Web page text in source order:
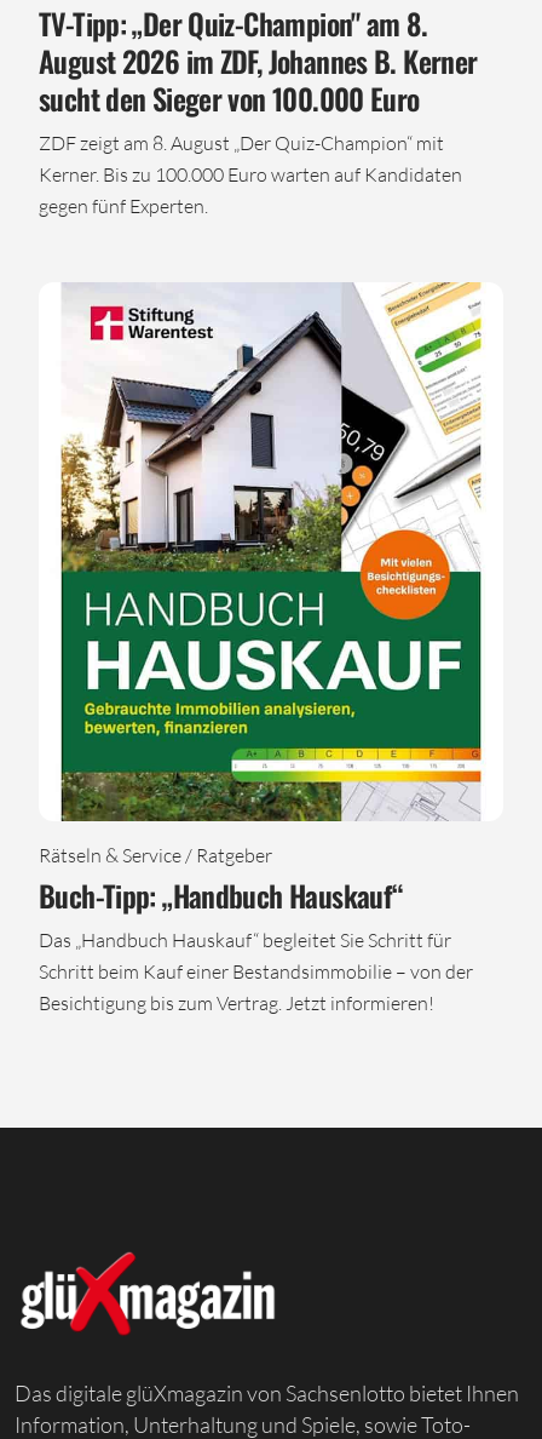
TV-Tipp: „Der Quiz-Champion" am 8.
August 2026 im ZDF, Johannes B. Kerner
sucht den Sieger von 100.000 Euro
ZDF zeigt am 8. August „Der Quiz-Champion“ mit
Kerner. Bis zu 100.000 Euro warten auf Kandidaten
gegen fünf Experten.
Rätseln & Service / Ratgeber
Buch-Tipp: „Handbuch Hauskauf“
Das „Handbuch Hauskauf“ begleitet Sie Schritt für
Schritt beim Kauf einer Bestandsimmobilie – von der
Besichtigung bis zum Vertrag. Jetzt informieren!
Das digitale glüXmagazin von Sachsenlotto bietet Ihnen
Information, Unterhaltung und Spiele, sowie Toto-